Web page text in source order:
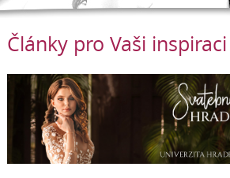
Články pro Vaši